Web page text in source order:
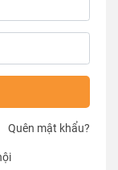
Quên mật khẩu?